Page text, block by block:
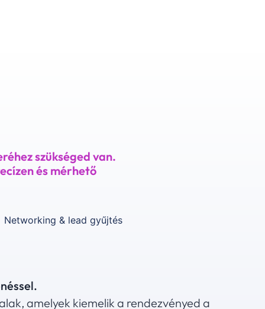
szükséged van.
és mérhető
Networking & lead gyűjtés
amelyek kiemelik a rendezvényed a